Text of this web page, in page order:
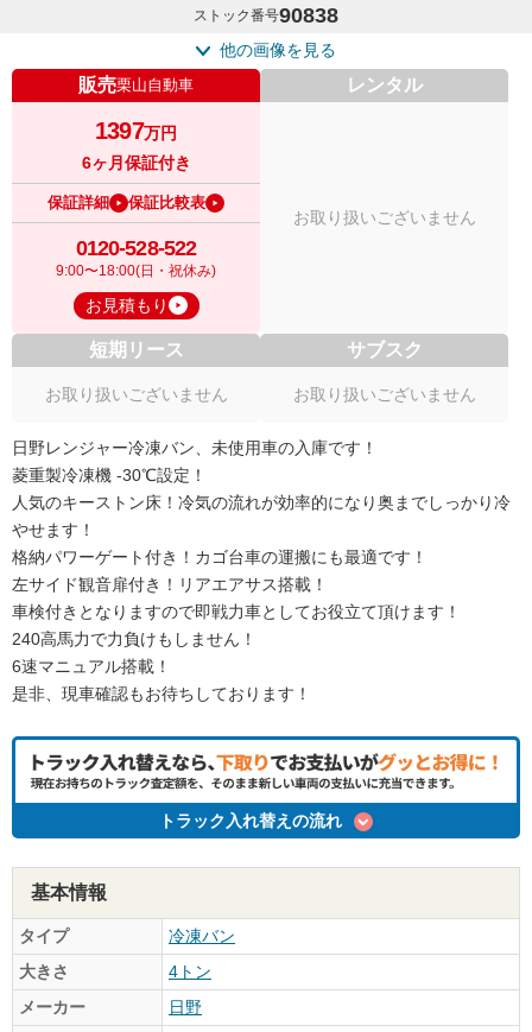
ストック番号90838
他の画像を見る
販売栗山自動車
1397万円
6ヶ月保証付き
保証詳細 保証比較表
0120-528-522
9:00〜18:00(日・祝休み)
お見積もり
レンタル
お取り扱いございません
短期リース
お取り扱いございません
サブスク
お取り扱いございません
日野レンジャー冷凍バン、未使用車の入庫です！
菱重製冷凍機 -30℃設定！
人気のキーストン床！冷気の流れが効率的になり奥までしっかり冷
やせます！
格納パワーゲート付き！カゴ台車の運搬にも最適です！
左サイド観音扉付き！リアエアサス搭載！
車検付きとなりますので即戦力車としてお役立て頂けます！
240高馬力で力負けもしません！
6速マニュアル搭載！
是非、現車確認もお待ちしております！
トラック入れ替えの流れ
基本情報
タイプ
冷凍バン
大きさ
4トン
メーカー
日野